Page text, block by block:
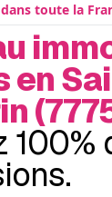
toute la
en
100%